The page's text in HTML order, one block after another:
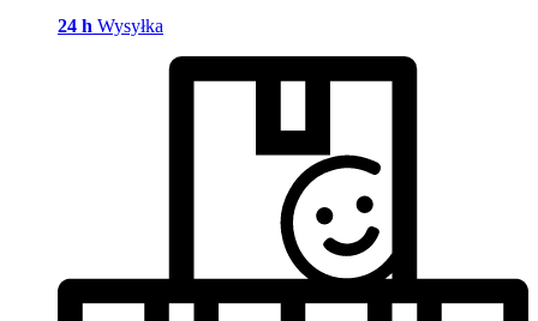
24 h Wysyłka